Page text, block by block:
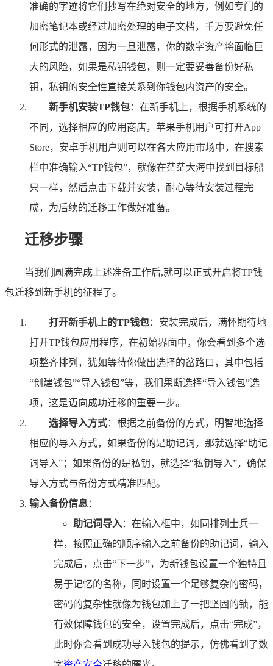
准确的字迹将它们抄写在绝对安全的地方，例如专门的
加密笔记本或经过加密处理的电子文档，千万要避免任
何形式的泄露，因为一旦泄露，你的数字资产将面临巨
大的风险，如果是私钥钱包，则一定要妥善备份好私
钥，私钥的安全性直接关系到你钱包内资产的安全。
新手机安装TP钱包：在新手机上，根据手机系统的
不同，选择相应的应用商店，苹果手机用户可打开App
Store，安卓手机用户则可以在各大应用市场中，在搜索
栏中准确输入“TP钱包”，就像在茫茫大海中找到目标船
只一样，然后点击下载并安装，耐心等待安装过程完
成，为后续的迁移工作做好准备。
迁移步骤
当我们圆满完成上述准备工作后,就可以正式开启将TP钱
包迁移到新手机的征程了。
打开新手机上的TP钱包：安装完成后，满怀期待地
打开TP钱包应用程序，在初始界面中，你会看到多个选
项整齐排列，犹如等待你做出选择的岔路口，其中包括
“创建钱包”“导入钱包”等，我们果断选择“导入钱包”选
项，这是迈向成功迁移的重要一步。
选择导入方式：根据之前备份的方式，明智地选择
相应的导入方式，如果备份的是助记词，那就选择“助记
词导入”；如果备份的是私钥，就选择“私钥导入”，确保
导入方式与备份方式精准匹配。
输入备份信息：
助记词导入：在输入框中，如同排列士兵一
样，按照正确的顺序输入之前备份的助记词，输入
完成后，点击“下一步”，为新钱包设置一个独特且
易于记忆的名称，同时设置一个足够复杂的密码，
密码的复杂性就像为钱包加上了一把坚固的锁，能
有效保障钱包的安全，设置完成后，点击“完成”，
此时你会看到成功导入钱包的提示，仿佛看到了数